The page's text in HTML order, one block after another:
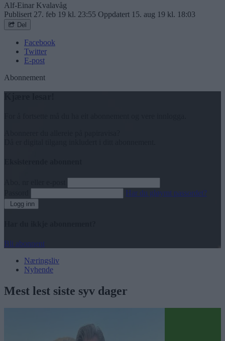
Alf-Einar Kvalavåg
Publisert 27. feb 19 kl. 23:55 Oppdatert 15. aug 19 kl. 18:03
Del
Facebook
Twitter
E-post
Abonnement
Har du gløymt passordet?
Logg inn
Bli abonnent
Næringsliv
Nyhende
Mest lest siste syv dager